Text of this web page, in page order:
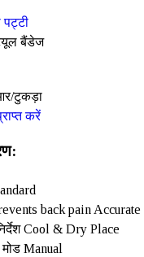
पट्टी
बैंडेज
टुकड़ा
करें
back pain
Cool & Dry Place
Manual